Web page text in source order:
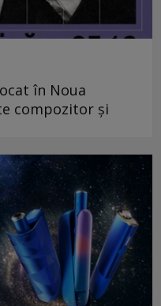
în Noua
compozitor și